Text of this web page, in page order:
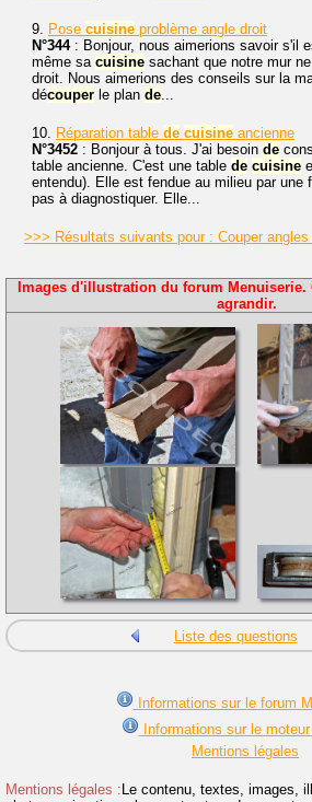
9. Pose cuisine problème angle droit
N°344: Bonjour, nous aimerions savoir s'il
même sa cuisine sachant que notre mur
droit. Nous aimerions des conseils sur la
découper le plan de...
10. Réparation table de cuisine ancienne
N°3452 : Bonjour à tous. J'ai besoin de
table ancienne. C'est une table de cuisine
entendu). Elle est fendue au milieu par une
pas à diagnostiquer. Elle...
>>> Résultats suivants pour : Couper
Images d'illustration du forum
agrandir.
Liste des questions
Informations sur le forum
Informations sur le
Mentions légales
Mentions légales :Le contenu, textes, images,